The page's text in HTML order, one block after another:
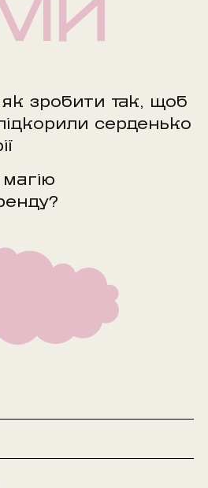
зробити так, щоб
серденько